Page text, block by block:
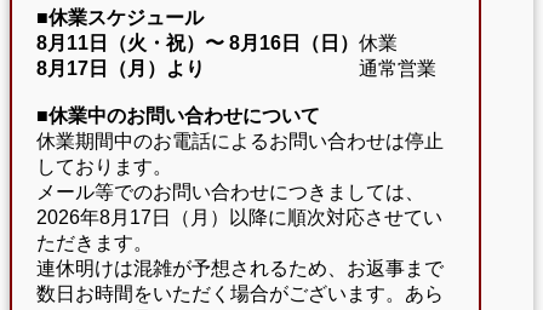
■休業スケジュール
8月11日（火・祝）〜 8月16日（日） 休業
8月17日（月）より
通常営業
■休業中のお問い合わせについて
休業期間中のお電話によるお問い合わせは停止
しております。
メール等でのお問い合わせにつきましては、
2026年8月17日（月）以降に順次対応させてい
ただきます。
連休明けは混雑が予想されるため、お返事まで
数日お時間をいただく場合がございます。あら